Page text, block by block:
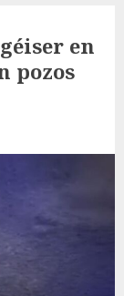
en
pozos